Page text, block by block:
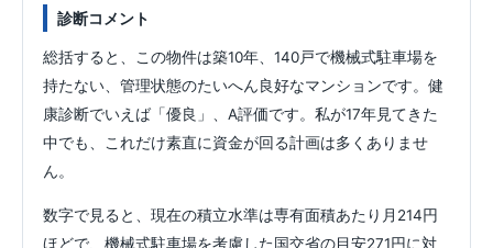
診断コメント
総括すると、この物件は築10年、140戸で機械式駐車場を
持たない、管理状態のたいへん良好なマンションです。健
康診断でいえば「優良」、A評価です。私が17年見てきた
中でも、これだけ素直に資金が回る計画は多くありませ
ん。
数字で見ると、現在の積立水準は専有面積あたり月214円
ほどで、機械式駐車場を考慮した国交省の目安271円に対